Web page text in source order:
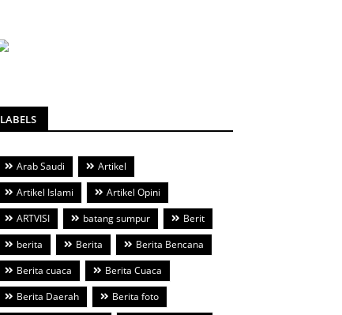
LABELS
Arab Saudi
Artikel
Artikel Islami
Artikel Opini
ARTVISI
batang sumpur
Berit
berita
Berita
Berita Bencana
Berita cuaca
Berita Cuaca
Berita Daerah
Berita foto